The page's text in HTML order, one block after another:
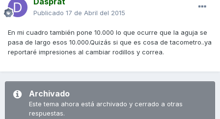
Publicado 17 de Abril del 2015
En mi cuadro también pone 10.000 lo que ocurre que la aguja se
pasa de largo esos 10.000.Quizás si que es cosa de tacometro..ya
reportaré impresiones al cambiar rodillos y correa.
Archivado
Este tema ahora está archivado y cerrado a otras
respuestas.